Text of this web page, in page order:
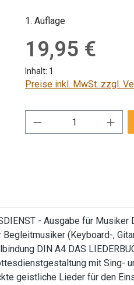
1. Auflage
Regulärer Preis:
19,95 €
Inhalt: 1
Preise inkl. MwSt. zzgl.
Produkt
- Ausgabe für
(Keyboard-,
DIN A4 DAS
mit Sing-
geistliche Lieder für den